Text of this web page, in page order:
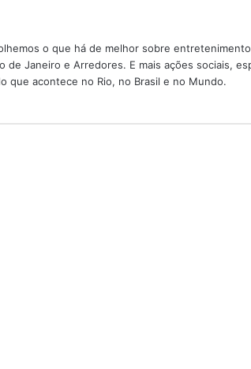
o que há de melhor sobre
Janeiro e Arredores. E mais ações sociais,
que acontece no Rio, no Brasil e no Mundo.